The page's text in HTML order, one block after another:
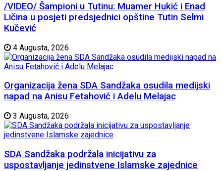
/VIDEO/ Šampioni u Tutinu: Muamer Hukić i Enad
Ličina u posjeti predsjednici opštine Tutin Selmi
Kučević
4 Augusta, 2026
Organizacija žena SDA Sandžaka osudila medijski
napad na Anisu Fetahović i Adelu Melajac
3 Augusta, 2026
SDA Sandžaka podržala inicijativu za
uspostavljanje jedinstvene Islamske zajednice